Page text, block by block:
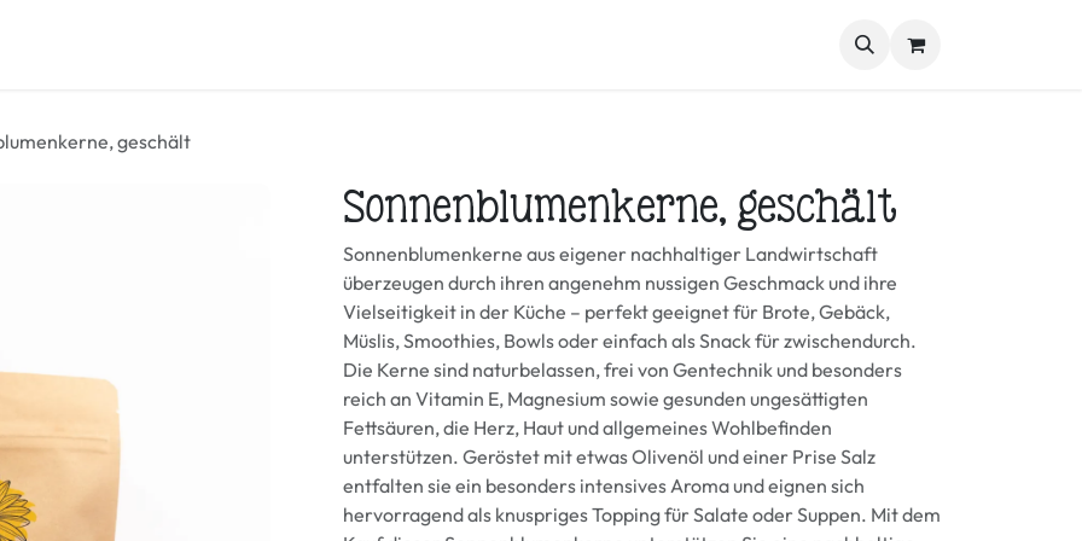
Weitere Spezialitäten
geschält
Sonnenblumenkerne, geschält
Sonnenblumenkerne aus eigener nachhaltiger Landwirtschaft
überzeugen durch ihren angenehm nussigen Geschmack und ihre
Vielseitigkeit in der Küche – perfekt geeignet für Brote, Gebäck,
Müslis, Smoothies, Bowls oder einfach als Snack für zwischendurch.
Die Kerne sind naturbelassen, frei von Gentechnik und besonders
reich an Vitamin E, Magnesium sowie gesunden ungesättigten
Fettsäuren, die Herz, Haut und allgemeines Wohlbefinden
unterstützen. Geröstet mit etwas Olivenöl und einer Prise Salz
entfalten sie ein besonders intensives Aroma und eignen sich
hervorragend als knuspriges Topping für Salate oder Suppen. Mit dem